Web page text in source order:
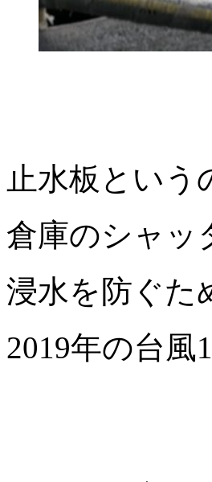
止水板という
倉庫のシャッ
浸水を防ぐた
2019年の台